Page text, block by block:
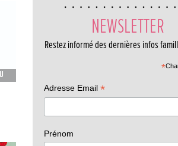
NEWSLETTER
Restez informé des dernières infos
*
Adresse Email *
Prénom